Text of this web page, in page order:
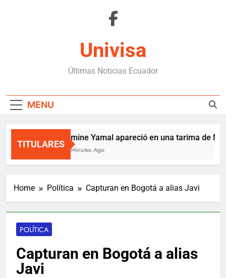
Univisa
Últimas Noticias Ecuador
MENU
TITULARES
Lamine Yamal apareció en una tarima de
58 Minutes Ago
Home Política Capturan en Bogotá a alias Javi
POLÍTICA
Capturan en Bogotá a alias
Javi